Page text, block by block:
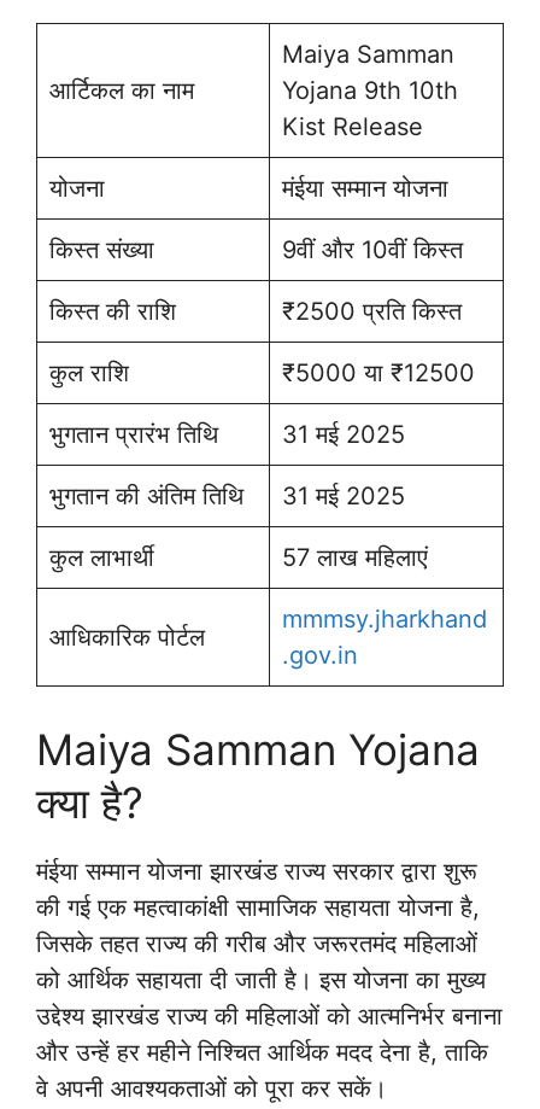
आर्टिकल का नाम
Maiya Samman
Yojana 9th 10th
Kist Release
योजना मंईया सम्मान योजना
किस्त संख्या 9वीं और 10वीं किस्त
किस्त की राशि ₹2500 प्रति किस्त
कुल राशि ₹5000 या ₹12500
भुगतान प्रारंभ तिथि 31 मई 2025
भुगतान की अंतिम तिथि 31 मई 2025
कुल लाभार्थी 57 लाख महिलाएं
आधिकारिक पोर्टल
mmmsy.jharkhand
.gov.in
Maiya Samman Yojana
क्या है?
मंईया सम्मान योजना झारखंड राज्य सरकार द्वारा शुरू
की गई एक महत्वाकांक्षी सामाजिक सहायता योजना है,
जिसके तहत राज्य की गरीब और जरूरतमंद महिलाओं
को आर्थिक सहायता दी जाती है। इस योजना का मुख्य
उद्देश्य झारखंड राज्य की महिलाओं को आत्मनिर्भर बनाना
और उन्हें हर महीने निश्चित आर्थिक मदद देना है, ताकि
वे अपनी आवश्यकताओं को पूरा कर सकें।